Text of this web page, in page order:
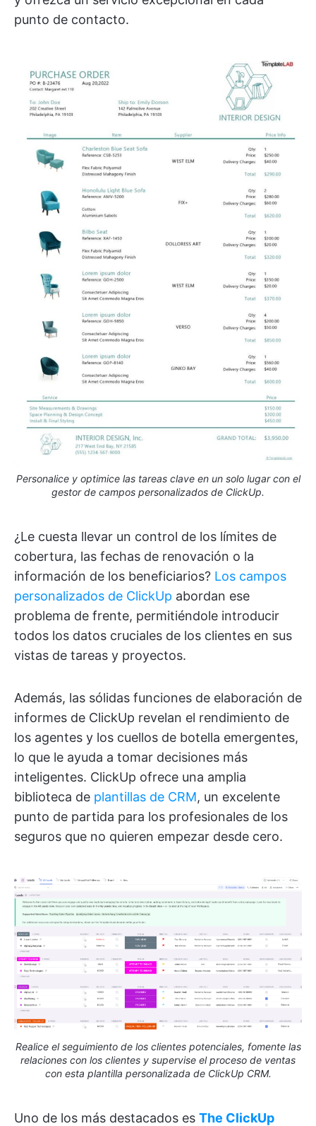
punto de contacto.
Personalice y optimice las tareas clave en un solo lugar con el
gestor de campos personalizados de ClickUp.
¿Le cuesta llevar un control de los límites de
cobertura, las fechas de renovación o la
información de los beneficiarios? Los campos
personalizados de ClickUp abordan ese
problema de frente, permitiéndole introducir
todos los datos cruciales de los clientes en sus
vistas de tareas y proyectos.
Además, las sólidas funciones de elaboración de
informes de ClickUp revelan el rendimiento de
los agentes y los cuellos de botella emergentes,
lo que le ayuda a tomar decisiones más
inteligentes. ClickUp ofrece una amplia
biblioteca de plantillas de CRM, un excelente
punto de partida para los profesionales de los
seguros que no quieren empezar desde cero.
Realice el seguimiento de los clientes potenciales, fomente las
relaciones con los clientes y supervise el proceso de ventas
con esta plantilla personalizada de ClickUp CRM.
Uno de los más destacados es The ClickUp